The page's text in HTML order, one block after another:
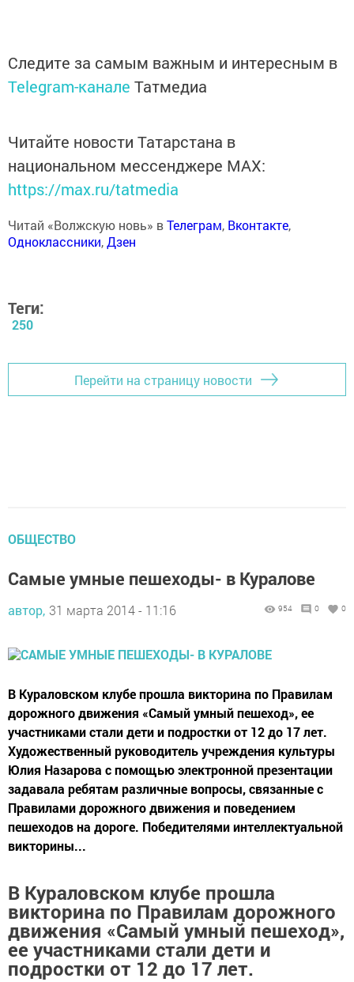
Следите за самым важным и интересным в
Telegram-канале Татмедиа
Читайте новости Татарстана в
национальном мессенджере MАХ:
https://max.ru/tatmedia
Читай «Волжскую новь» вТелеграм, Вконтакте,
Одноклассники,Дзен
Теги:
250
Перейти на страницу новости
ОБЩЕСТВО
Самые умные пешеходы- в Куралове
автор, 31 марта 2014 - 11:16 954 0 0
В Кураловском клубе прошла викторина по Правилам
дорожного движения «Самый умный пешеход», ее
участниками стали дети и подростки от 12 до 17 лет.
Художественный руководитель учреждения культуры
Юлия Назарова с помощью электронной презентации
задавала ребятам различные вопросы, связанные с
Правилами дорожного движения и поведением
пешеходов на дороге. Победителями интеллектуальной
викторины...
В Кураловском клубе прошла
викторина по Правилам дорожного
движения «Самый умный пешеход»,
ее участниками стали дети и
подростки от 12 до 17 лет.